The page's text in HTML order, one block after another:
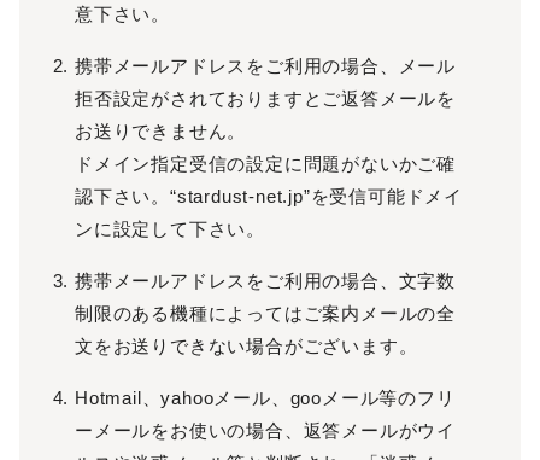
意下さい。
携帯メールアドレスをご利用の場合、メール
拒否設定がされておりますとご返答メールを
お送りできません。
ドメイン指定受信の設定に問題がないかご確
認下さい。“stardust-net.jp”を受信可能ドメイ
ンに設定して下さい。
携帯メールアドレスをご利用の場合、文字数
制限のある機種によってはご案内メールの全
文をお送りできない場合がございます。
Hotmail、yahooメール、gooメール等のフリ
ーメールをお使いの場合、返答メールがウイ